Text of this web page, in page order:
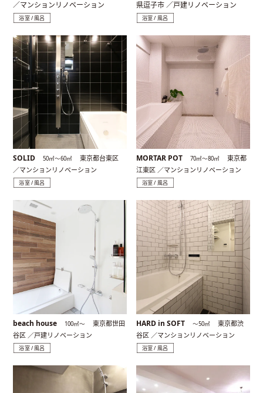
／マンションリノベーション
浴室 / 風呂
県逗子市 ／戸建リノベーション
浴室 / 風呂
SOLID 50㎡〜60㎡
東京都台東区
／マンションリノベーション
浴室 / 風呂
MORTAR POT 70㎡〜80㎡
東京都
江東区 ／マンションリノベーション
浴室 / 風呂
beach house 100㎡〜
東京都世田
谷区 ／戸建リノベーション
浴室 / 風呂
HARD in SOFT 〜50㎡
東京都渋
谷区 ／マンションリノベーション
浴室 / 風呂